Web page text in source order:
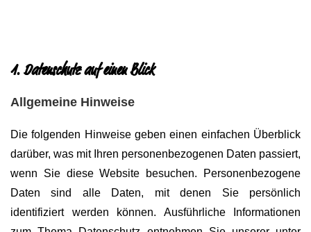
1. Datenschutz auf einen Blick
Allgemeine Hinweise
Die folgenden Hinweise geben einen einfachen Überblick
darüber, was mit Ihren personenbezogenen Daten passiert,
wenn Sie diese Website besuchen. Personenbezogene
Daten sind alle Daten, mit denen Sie persönlich
identifiziert werden können. Ausführliche Informationen